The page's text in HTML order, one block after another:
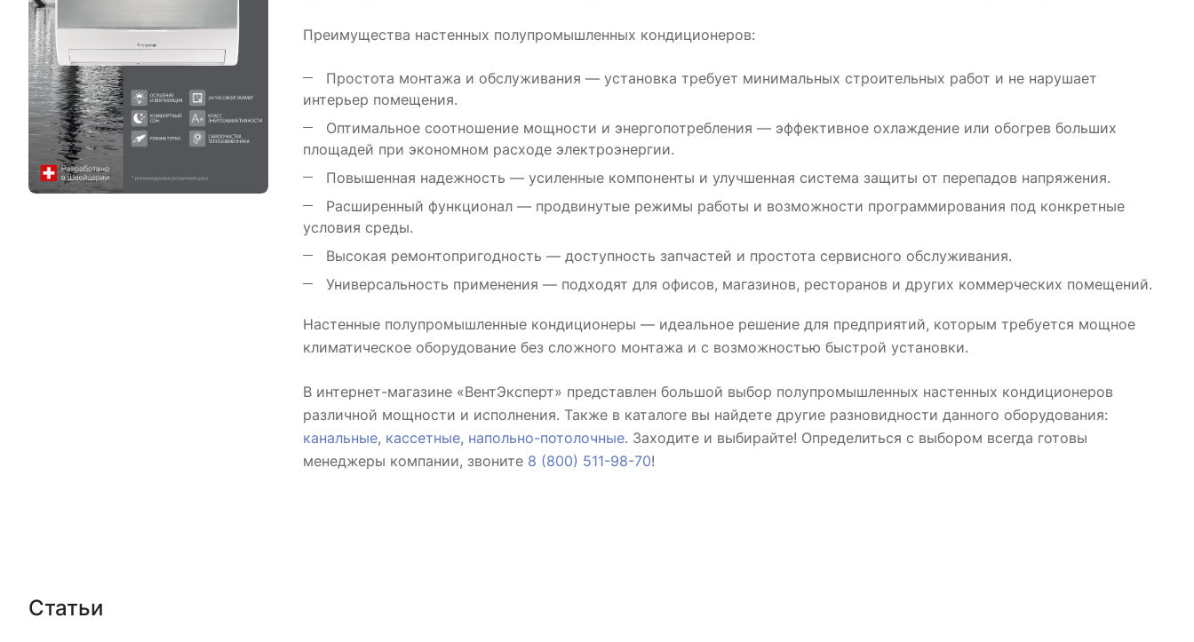
Преимущества настенных полупромышленных кондиционеров:
Простота монтажа и обслуживания — установка требует минимальных строительных работ и не нарушает
интерьер помещения.
Оптимальное соотношение мощности и энергопотребления — эффективное охлаждение или обогрев больших
площадей при экономном расходе электроэнергии.
Повышенная надежность — усиленные компоненты и улучшенная система защиты от перепадов напряжения.
Расширенный функционал — продвинутые режимы работы и возможности программирования под конкретные
условия среды.
Высокая ремонтопригодность — доступность запчастей и простота сервисного обслуживания.
Универсальность применения — подходят для офисов, магазинов, ресторанов и других коммерческих помещений.
Настенные полупромышленные кондиционеры — идеальное решение для предприятий, которым требуется мощное
климатическое оборудование без сложного монтажа и с возможностью быстрой установки.
В интернет-магазине «ВентЭксперт» представлен большой выбор полупромышленных настенных кондиционеров
различной мощности и исполнения. Также в каталоге вы найдете другие разновидности данного оборудования:
канальные, кассетные, напольно-потолочные. Заходите и выбирайте! Определиться с выбором всегда готовы
менеджеры компании, звоните 8 (800) 511-98-70!
Статьи